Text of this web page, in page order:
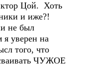
Цой. Хоть
и иже?!
не был
уверен на
того, что
ЧУЖОЕ